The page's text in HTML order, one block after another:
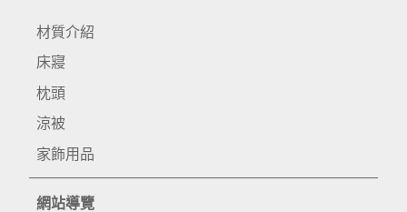
材質介紹
床寢
枕頭
涼被
家飾用品
網站導覽